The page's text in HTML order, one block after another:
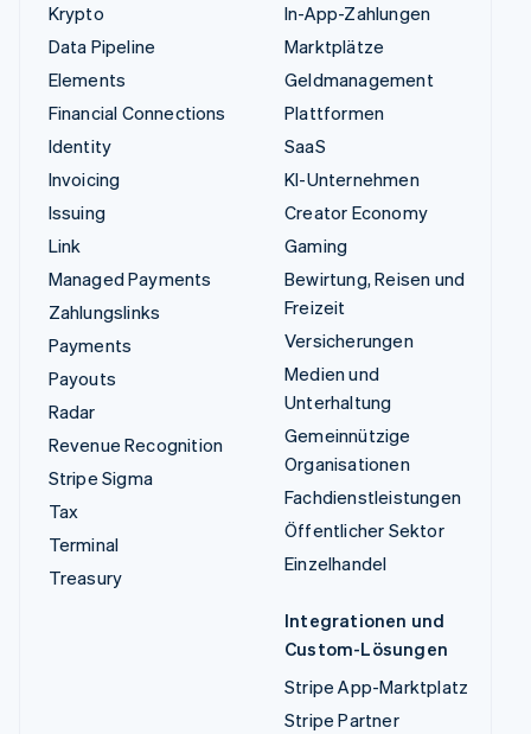
Krypto
Data Pipeline
Elements
Financial Connections
Identity
Invoicing
Issuing
Link
Managed Payments
Zahlungslinks
Payments
Payouts
Radar
Revenue Recognition
Stripe Sigma
Tax
Terminal
Treasury
In-App-Zahlungen
Marktplätze
Geldmanagement
Plattformen
SaaS
KI-Unternehmen
Creator Economy
Gaming
Bewirtung, Reisen und
Freizeit
Versicherungen
Medien und
Unterhaltung
Gemeinnützige
Organisationen
Fachdienstleistungen
Öffentlicher Sektor
Einzelhandel
Integrationen und
Custom-Lösungen
Stripe App-Marktplatz
Stripe Partner